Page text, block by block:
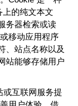
上的纯文本文
务器检索或读
移动应用程序
、站点名称以及
站能够存储用户
或互联网服务提